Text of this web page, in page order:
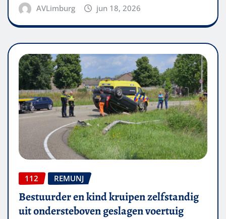
AVLimburg jun 18, 2026
112 REMUNJ
Bestuurder en kind kruipen zelfstandig
uit ondersteboven geslagen voertuig